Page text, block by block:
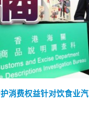
与暴动11人罪成 还柙
有示威者在铜锣湾发起游行，